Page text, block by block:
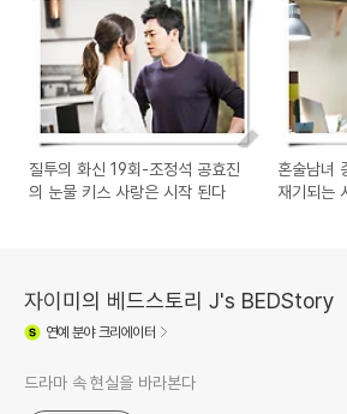
질투의 화신 19회-조정석 공효진
의 눈물 키스 사랑은 시작 된다
혼술남녀
재기되는
자이미의 베드스토리 J's BEDStory
연예 분야 크리에이터
드라마 속 현실을 바라본다